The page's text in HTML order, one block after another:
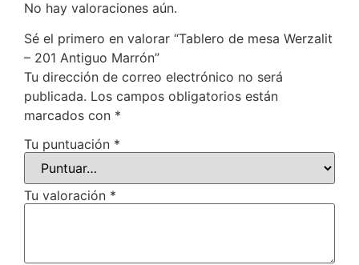
No hay valoraciones aún.
Sé el primero en valorar “Tablero de mesa Werzalit
– 201 Antiguo Marrón”
Tu dirección de correo electrónico no será
publicada. Los campos obligatorios están
marcados con *
Tu puntuación *
Tu valoración *